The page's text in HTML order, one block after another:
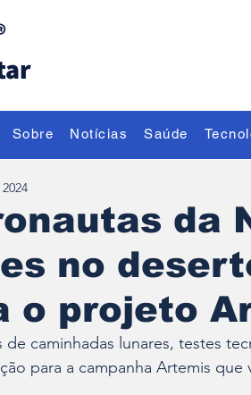
Sobre Notícias Saúde
da
no
o projeto
de caminhadas lunares, testes
para a campanha Artemis que